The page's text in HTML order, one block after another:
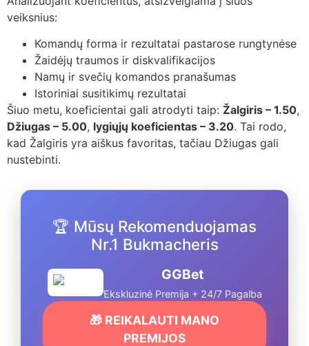
veiksnius:
Komandų forma ir rezultatai pastarose rungtynėse
Žaidėjų traumos ir diskvalifikacijos
Namų ir svečių komandos pranašumas
Istoriniai susitikimų rezultatai
Šiuo metu, koeficientai gali atrodyti taip: Žalgiris – 1.50,
Džiugas – 5.00, lygiųjų koeficientas – 3.20. Tai rodo,
kad Žalgiris yra aiškus favoritas, tačiau Džiugas gali
nustebinti.
🏆 Mūsų Rekomenduojamas
Nr.1 Bukmacheris
GGBet
Ekskluzinė Premija + 24/7 Pagalba
🎁 REIKALAUTI MANO
PREMIJOS